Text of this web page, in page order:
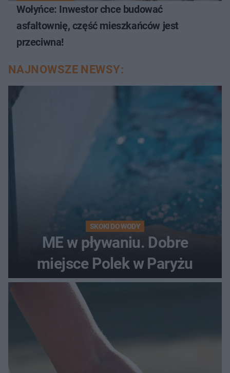
Wołyńce: Inwestor chce budować
asfaltownię, część mieszkańców jest
przeciwna!
NAJNOWSZE NEWSY:
SKOKI DO WODY
ME w pływaniu. Dobre
miejsce Polek w Paryżu